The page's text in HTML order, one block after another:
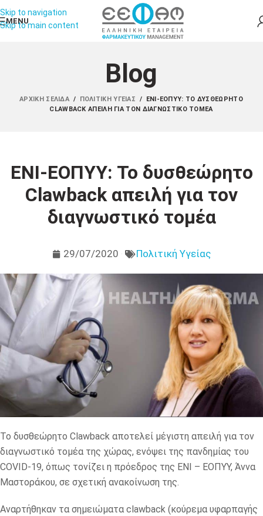
Skip to navigation
Skip to main content
MENU
Blog
ΑΡΧΙΚΉ ΣΕΛΊΔΑ / ΠΟΛΙΤΙΚΉ ΥΓΕΊΑΣ /
ΕΝΙ-ΕΟΠΥΥ: ΤΟ ΔΥΣΘΕΏΡΗΤΟ
CLAWBACK ΑΠΕΙΛΉ ΓΙΑ ΤΟΝ ΔΙΑΓΝΩΣΤΙΚΌ ΤΟΜΈΑ
ΕΝΙ-ΕΟΠΥΥ: Το δυσθεώρητο
Clawback απειλή για τον
διαγνωστικό τομέα
29/07/2020 Πολιτική Υγείας
Το δυσθεώρητο Clawback αποτελεί μέγιστη απειλή για τον
διαγνωστικό τομέα της χώρας, ενόψει της πανδημίας του
COVID-19, όπως τονίζει η πρόεδρος της ΕΝΙ – ΕΟΠΥΥ, Άννα
Μαστοράκου, σε σχετική ανακοίνωση της.
Αναρτήθηκαν τα σημειώματα clawback (κούρεμα υφαρπαγής